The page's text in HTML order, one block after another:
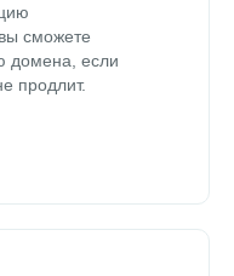
сможете
домена, если
продлит.